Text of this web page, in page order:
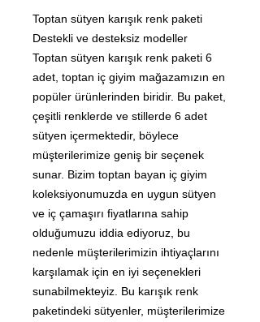
Toptan sütyen karışık renk paketi
Destekli ve desteksiz modeller
Toptan sütyen karışık renk paketi 6
adet, toptan iç giyim mağazamızın en
popüler ürünlerinden biridir. Bu paket,
çeşitli renklerde ve stillerde 6 adet
sütyen içermektedir, böylece
müşterilerimize geniş bir seçenek
sunar. Bizim toptan bayan iç giyim
koleksiyonumuzda en uygun sütyen
ve iç çamaşırı fiyatlarına sahip
olduğumuzu iddia ediyoruz, bu
nedenle müşterilerimizin ihtiyaçlarını
karşılamak için en iyi seçenekleri
sunabilmekteyiz. Bu karışık renk
paketindeki sütyenler, müşterilerimize